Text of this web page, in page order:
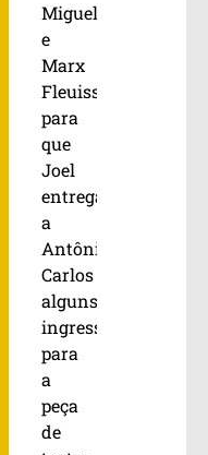
Miguel
e
Marx
Fleuiss,
para
que
Joel
entregasse
a
Antônio
Carlos
alguns
ingressos
para
a
peça
de